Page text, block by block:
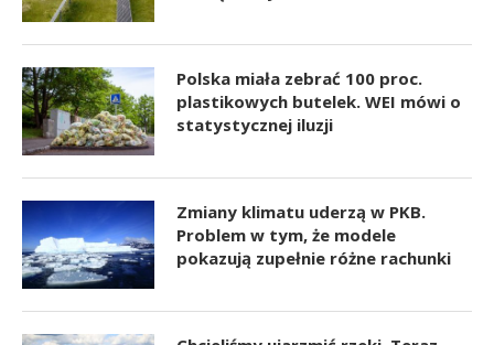
Polska miała zebrać 100 proc.
plastikowych butelek. WEI mówi o
statystycznej iluzji
Zmiany klimatu uderzą w PKB.
Problem w tym, że modele
pokazują zupełnie różne rachunki